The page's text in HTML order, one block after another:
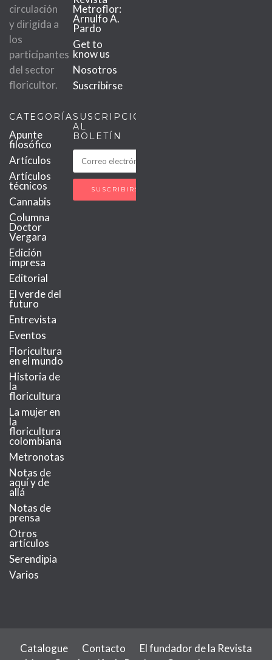
circulación
y dirigida a
los
participantes
del sector
floricultor.
Metroflor:
Arnulfo A.
Pardo
Get to
know us
Nosotros
Suscribirse
CATEGORÍAS
Apunte
filosófico
Artículos
Artículos
técnicos
Cannabis
Columna
Doctor
Vergara
Edición
impresa
Editorial
El verde del
futuro
Entrevista
Eventos
Floricultura
en el mundo
Historia de
la
floricultura
La mujer en
la
floricultura
colombiana
Metronotas
Notas de
aquí y de
allá
Notas de
prensa
Otros
artículos
Serendipia
Varios
SUSCRIPCIÓN
AL
BOLETÍN
Catalogue Contacto
El fundador de la Revista